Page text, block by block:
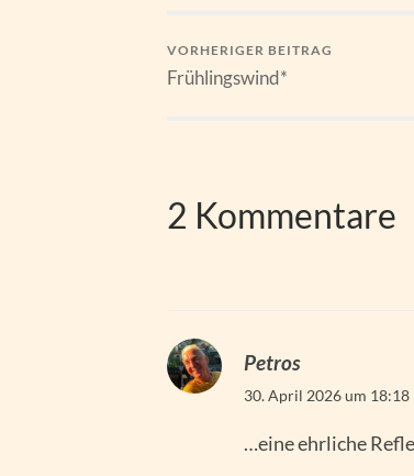
VORHERIGER BEITRAG
Frühlingswind*
2 Kommentare
Petros
30. April 2026 um 18:18
…eine ehrliche